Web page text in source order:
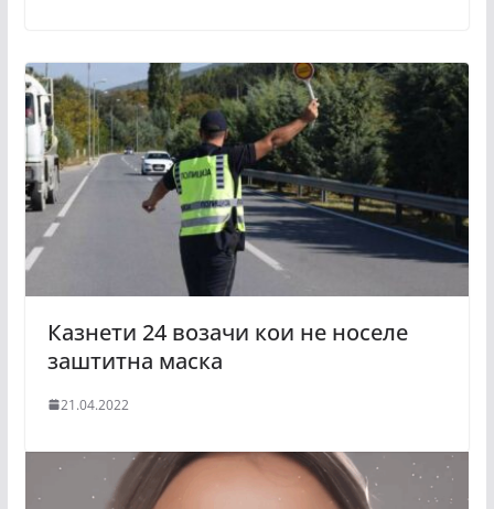
Казнети 24 возачи кои не носеле
заштитна маска
21.04.2022